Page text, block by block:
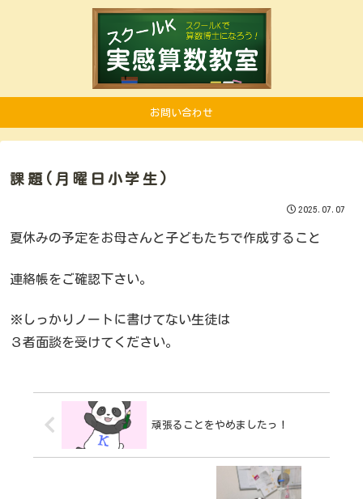
お問い合わせ
課題(月曜日小学生)
2025.07.07
夏休みの予定をお母さんと子どもたちで作成すること
連絡帳をご確認下さい。
※しっかりノートに書けてない生徒は
３者面談を受けてください。
頑張ることをやめましたっ！